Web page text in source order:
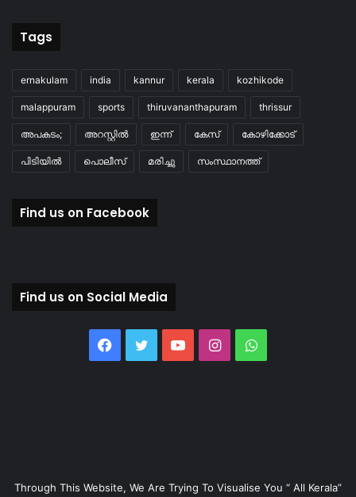
Tags
ernakulam india kannur kerala kozhikode
malappuram sports thiruvananthapuram thrissur
അപകടം; അറസ്റ്റിൽ ഇന്ന് കേസ് കോഴിക്കോട്
പിടിയിൽ പൊലീസ് മരിച്ചു സംസ്ഥാനത്ത്
Find us on Facebook
Find us on Social Media
Facebook
TwitterYouTubeInstagramWhatsApp
Through This Website, We Are Trying To Visualise You “ All Kerala”